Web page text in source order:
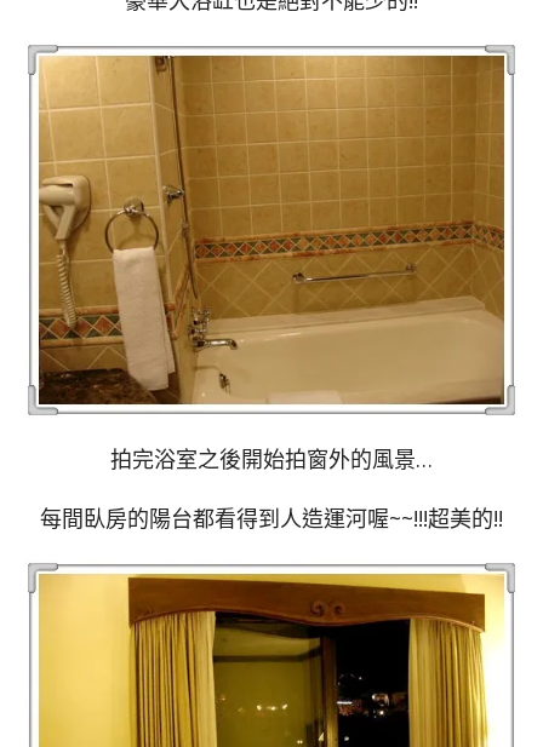
拍完浴室之後開始拍窗外的風景…
每間臥房的陽台都看得到人造運河喔~~!!!超美的!!